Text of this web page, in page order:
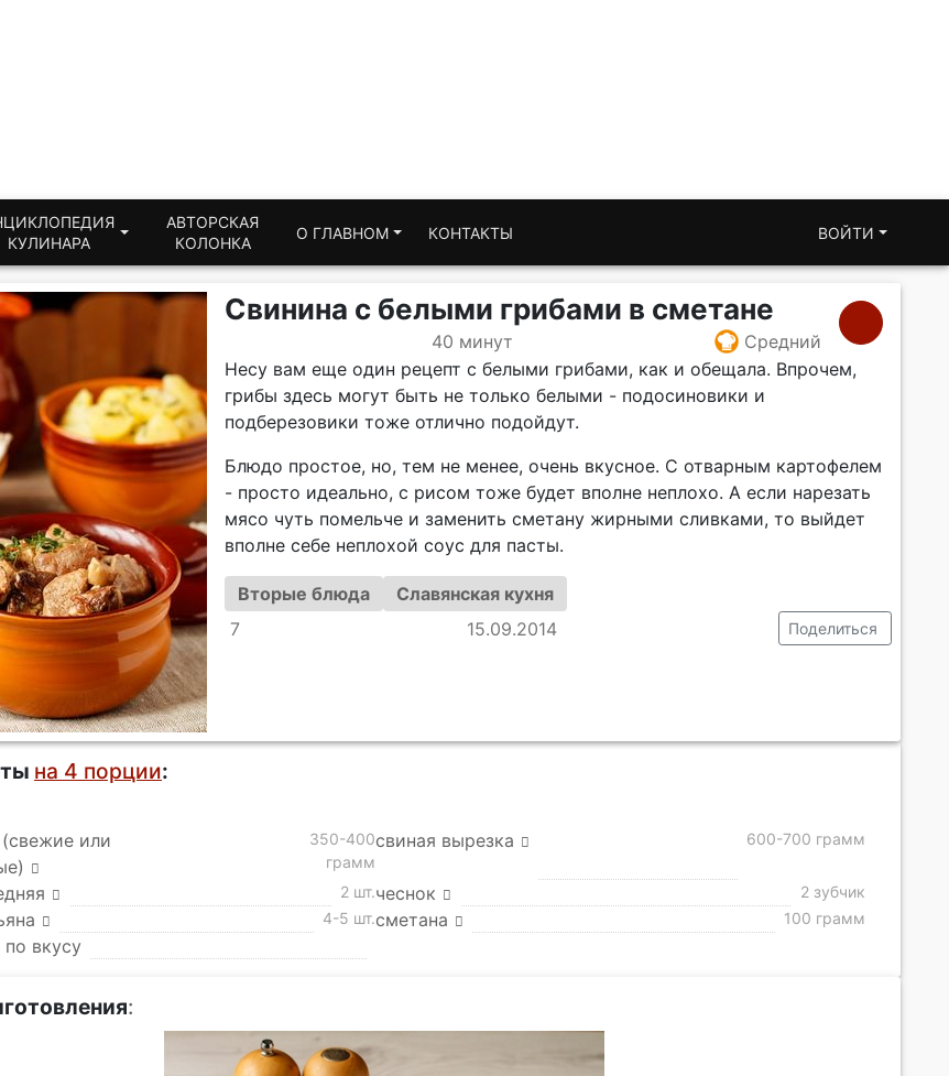
КУЛИНАРА
АВТОРСКАЯ
КОЛОНКА
О ГЛАВНОМ КОНТАКТЫ ВОЙТИ
Свинина с белыми грибами в сметане
40 минут
Средний
Несу вам еще один рецепт с белыми грибами, как и обещала. Впрочем,
грибы здесь могут быть не только белыми - подосиновики и
подберезовики тоже отлично подойдут.
Блюдо простое, но, тем не менее, очень вкусное. С отварным картофелем
- просто идеально, с рисом тоже будет вполне неплохо. А если нарезать
мясо чуть помельче и заменить сметану жирными сливками, то выйдет
вполне себе неплохой соус для пасты.
Вторые блюда
Славянская кухня
7
15.09.2014 Поделиться
на 4 порции:
или
350-400
грамм
свиная вырезка 600-700 грамм
2 шт.чеснок 2 зубчик
4-5 шт.сметана 100 грамм
вкусу
: